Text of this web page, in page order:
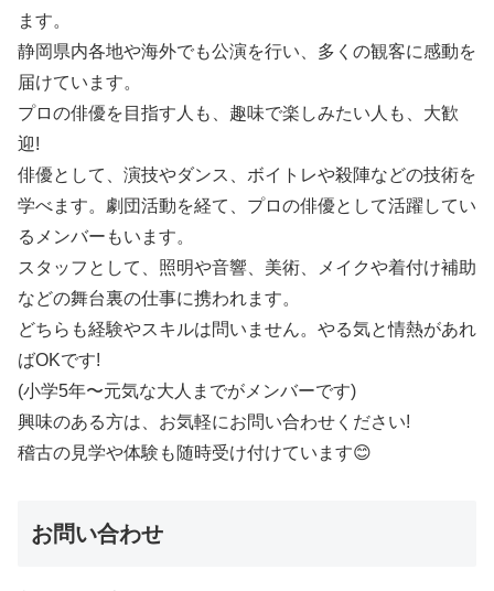
ます。
静岡県内各地や海外でも公演を行い、多くの観客に感動を
届けています。
プロの俳優を目指す人も、趣味で楽しみたい人も、大歓
迎!
俳優として、演技やダンス、ボイトレや殺陣などの技術を
学べます。劇団活動を経て、プロの俳優として活躍してい
るメンバーもいます。
スタッフとして、照明や音響、美術、メイクや着付け補助
などの舞台裏の仕事に携われます。
どちらも経験やスキルは問いません。やる気と情熱があれ
ばOKです!
(小学5年〜元気な大人までがメンバーです)
興味のある方は、お気軽にお問い合わせください!
稽古の見学や体験も随時受け付けています😊
お問い合わせ